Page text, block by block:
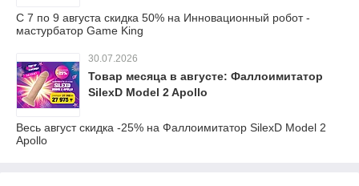
С 7 по 9 августа скидка 50% на Инновационный робот -
мастурбатор Game King
30.07.2026
Товар месяца в августе: Фаллоимитатор
SilexD Model 2 Apollo
Весь август скидка -25% на Фаллоимитатор SilexD Model 2
Apollo